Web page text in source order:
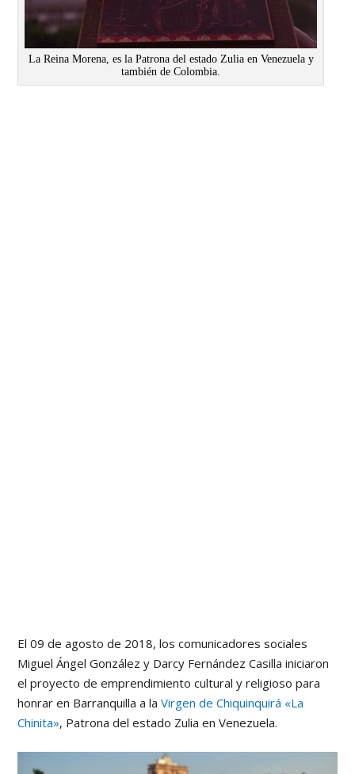
La Reina Morena, es la Patrona del estado Zulia en Venezuela y
también de Colombia.
El 09 de agosto de 2018, los comunicadores sociales
Miguel Ángel González y Darcy Fernández Casilla iniciaron
el proyecto de emprendimiento cultural y religioso para
honrar en Barranquilla a laVirgen de Chiquinquirá «La
Chinita», Patrona del estado Zulia en Venezuela.